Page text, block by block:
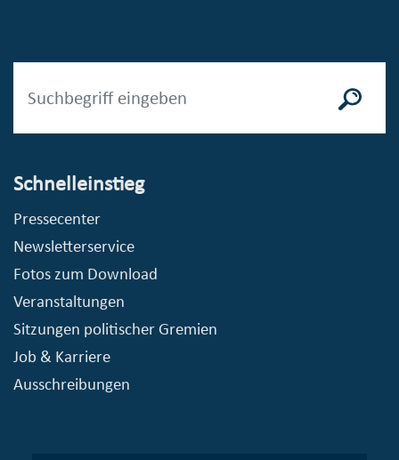
Schnelleinstieg
Pressecenter
Newsletterservice
Fotos zum Download
Veranstaltungen
Sitzungen politischer Gremien
Job & Karriere
Ausschreibungen